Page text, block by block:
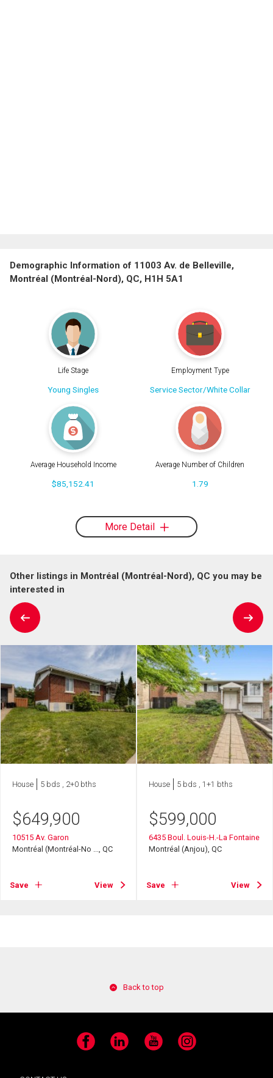
Demographic Information of 11003 Av. de Belleville,
Montréal (Montréal-Nord), QC, H1H 5A1
Life Stage
Young Singles
Employment Type
Service Sector/White Collar
Average Household Income
$85,152.41
Average Number of Children
1.79
More Detail
Other listings in Montréal (Montréal-Nord), QC you may be
interested in
House 5 bds , 2+0 bths
$649,900
10515 Av. Garon
Montréal (Montréal-No ..., QC
Save View
House 5 bds , 1+1 bths
$599,000
6435 Boul. Louis-H.-La Fontaine
Montréal (Anjou), QC
Save View
Back to top
Facebook LinkedIn YouTube Instagram